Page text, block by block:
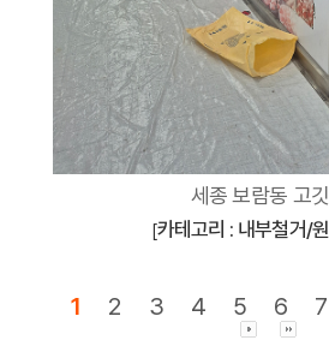
세종 보람동 고
[카테고리 : 내부철거/
1 2 3 4 5 6 7